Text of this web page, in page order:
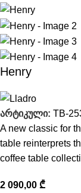
Henry
არტიკული: TB-
A new classic for
table reinterprets
coffee table
2 090,00 ₾